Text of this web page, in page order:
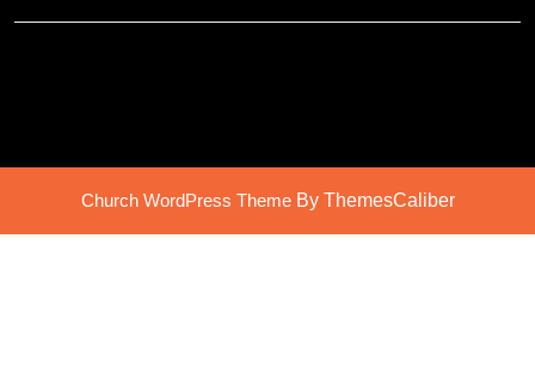
Church WordPress ThemeBy ThemesCaliber